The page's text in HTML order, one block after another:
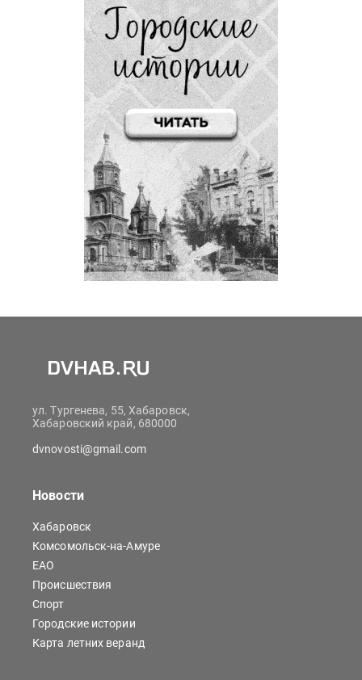
ул. Тургенева, 55, Хабаровск,
Хабаровский край, 680000
dvnovosti@gmail.com
Новости
Хабаровск
Комсомольск-на-Амуре
ЕАО
Происшествия
Спорт
Городские истории
Карта летних веранд